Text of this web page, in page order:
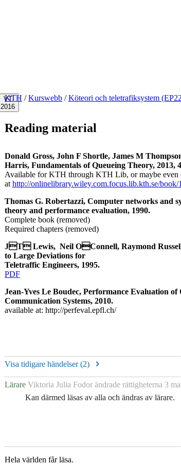
VT
2016
KTH / Kurswebb / Köteori och teletrafiksystem
Reading material
Donald Gross, John F Shortle, James M
Harris, Fundamentals of Queueing Theory, 2013,
Available for KTH through KTH Lib, or maybe even
at http://onlinelibrary.wiley.com.focus.lib.kth.se/book/
Thomas G. Robertazzi​, Computer networks and
theory and performance evaluation, 1990.
Complete book (removed)
Required chapters (removed)
JT Lewis, Neil OConnell, Raymond
to Large Deviations for
Teletraffic Engineers, 1995.
PDF
Jean-Yves Le Boudec, Performance Evaluation of
Communication Systems, 2010.
available at: http://perfeval.epfl.ch/
Visa tidigare händelser (2)
Lärare Viktoria Julia Fodor ändrade rättigheterna 3
Kan därmed läsas av alla och ändras av lärare.
Hela världen får läsa.